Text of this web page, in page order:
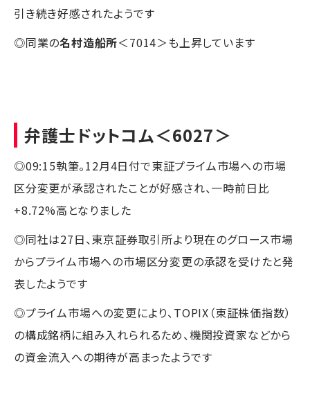
引き続き好感されたようです
◎同業の名村造船所＜7014＞も上昇しています
弁護士ドットコム＜6027＞
◎09:15執筆。12月4日付で東証プライム市場への市場
区分変更が承認されたことが好感され、一時前日比
+8.72%高となりました
◎同社は27日、東京証券取引所より現在のグロース市場
からプライム市場への市場区分変更の承認を受けたと発
表したようです
◎プライム市場への変更により、TOPIX（東証株価指数）
の構成銘柄に組み入れられるため、機関投資家などから
の資金流入への期待が高まったようです